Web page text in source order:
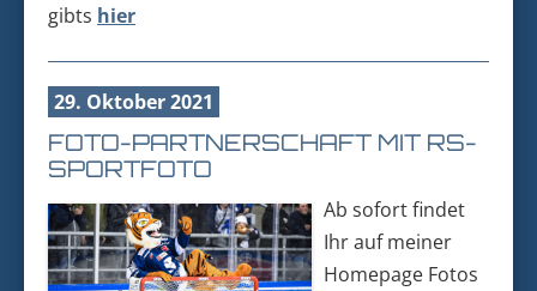
gibts hier
29. Oktober 2021
FOTO-PARTNERSCHAFT MIT RS-
SPORTFOTO
Ab sofort findet
Ihr auf meiner
Homepage Fotos